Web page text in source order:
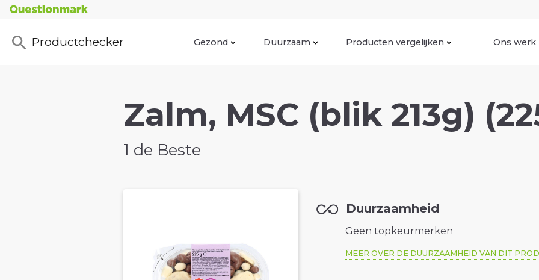
Productchecker Gezond Duurzaam Producten vergelijken Ons werk
Zalm, MSC (blik 213g)
1 de Beste
Duurzaamheid
Geen topkeurmerken
MEER OVER DE DUURZAAMHEID VAN DIT